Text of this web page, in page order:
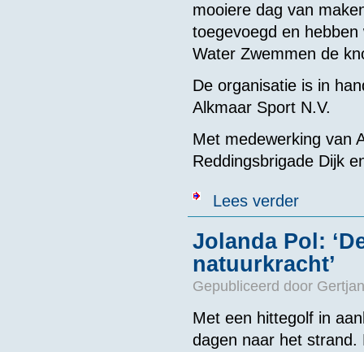
mooiere dag van
toegevoegd en
Water Zwemmen de
De organisatie is in
Alkmaar Sport N.V.
Met medewerking van
Reddingsbrigade Dijk
Lees verderover Open
Jolanda Pol:
natuurkracht’
Gepubliceerd door
Met een hittegolf in
dagen naar het strand.